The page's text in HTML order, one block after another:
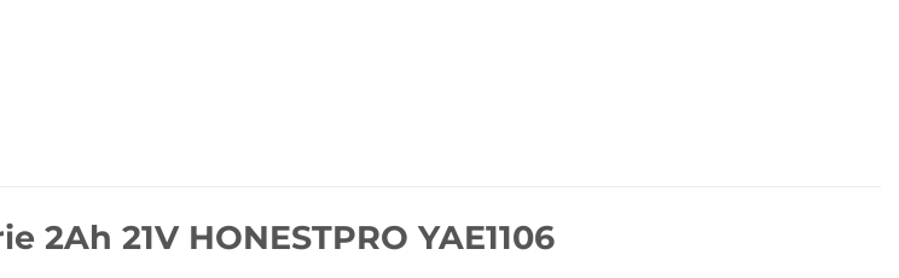
21V HONESTPRO YAE1106